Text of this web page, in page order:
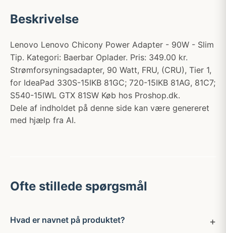
Beskrivelse
Lenovo Lenovo Chicony Power Adapter - 90W - Slim
Tip. Kategori: Baerbar Oplader. Pris: 349.00 kr.
Strømforsyningsadapter, 90 Watt, FRU, (CRU), Tier 1,
for IdeaPad 330S-15IKB 81GC; 720-15IKB 81AG, 81C7;
S540-15IWL GTX 81SW Køb hos Proshop.dk.
Dele af indholdet på denne side kan være genereret
med hjælp fra AI.
Ofte stillede spørgsmål
Hvad er navnet på produktet?